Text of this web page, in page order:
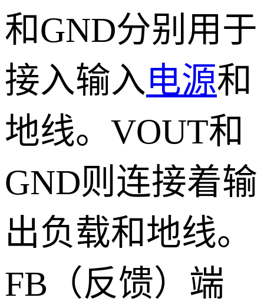
和GND分别用于
接入输入电源和
地线。VOUT和
GND则连接着输
出负载和地线。
FB（反馈）端